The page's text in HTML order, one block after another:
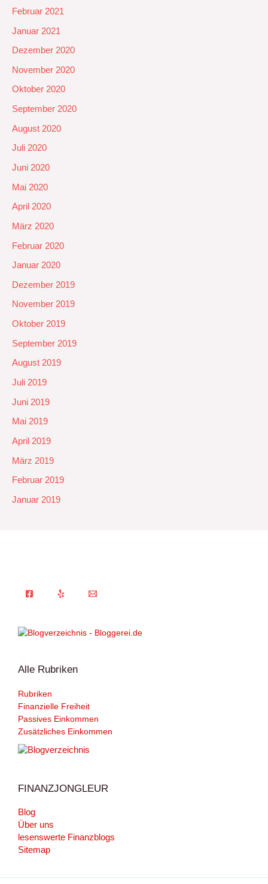
Februar 2021
Januar 2021
Dezember 2020
November 2020
Oktober 2020
September 2020
August 2020
Juli 2020
Juni 2020
Mai 2020
April 2020
März 2020
Februar 2020
Januar 2020
Dezember 2019
November 2019
Oktober 2019
September 2019
August 2019
Juli 2019
Juni 2019
Mai 2019
April 2019
März 2019
Februar 2019
Januar 2019
Alle Rubriken
Rubriken
Finanzielle Freiheit
Passives Einkommen
Zusätzliches Einkommen
FINANZJONGLEUR
Blog
Über uns
lesenswerte Finanzblogs
Sitemap